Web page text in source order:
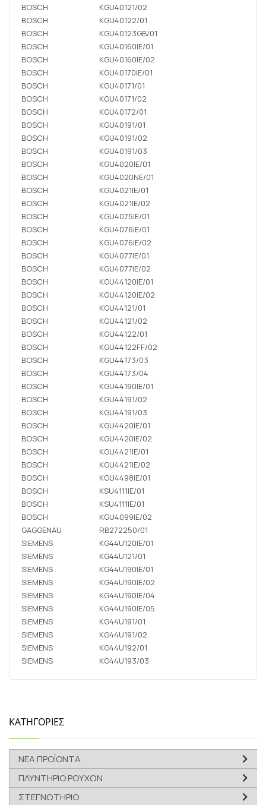
BOSCH
KGU40121/02
BOSCH
KGU40122/01
BOSCH
KGU40123GB/01
BOSCH
KGU40160IE/01
BOSCH
KGU40160IE/02
BOSCH
KGU40170IE/01
BOSCH
KGU40171/01
BOSCH
KGU40171/02
BOSCH
KGU40172/01
BOSCH
KGU40191/01
BOSCH
KGU40191/02
BOSCH
KGU40191/03
BOSCH
KGU4020IE/01
BOSCH
KGU4020NE/01
BOSCH
KGU4021IE/01
BOSCH
KGU4021IE/02
BOSCH
KGU4075IE/01
BOSCH
KGU4076IE/01
BOSCH
KGU4076IE/02
BOSCH
KGU4077IE/01
BOSCH
KGU4077IE/02
BOSCH
KGU44120IE/01
BOSCH
KGU44120IE/02
BOSCH
KGU44121/01
BOSCH
KGU44121/02
BOSCH
KGU44122/01
BOSCH
KGU44122FF/02
BOSCH
KGU44173/03
BOSCH
KGU44173/04
BOSCH
KGU44190IE/01
BOSCH
KGU44191/02
BOSCH
KGU44191/03
BOSCH
KGU4420IE/01
BOSCH
KGU4420IE/02
BOSCH
KGU4421IE/01
BOSCH
KGU4421IE/02
BOSCH
KGU4498IE/01
BOSCH
KSU4111IE/01
BOSCH
KSU4111IE/01
BOSCH
KGU4099IE/02
GAGGENAU
RB272250/01
SIEMENS
KG44U120IE/01
SIEMENS
KG44U121/01
SIEMENS
KG44U190IE/01
SIEMENS
KG44U190IE/02
SIEMENS
KG44U190IE/04
SIEMENS
KG44U190IE/05
SIEMENS
KG44U191/01
SIEMENS
KG44U191/02
SIEMENS
KG44U192/01
SIEMENS
KG44U193/03
ΚΑΤΗΓΟΡΙΕΣ
ΝΕΑ ΠΡΟΪΟΝΤΑ
ΠΛΥΝΤΗΡΙΟ ΡΟΥΧΩΝ
ΣΤΕΓΝΩΤΗΡΙΟ